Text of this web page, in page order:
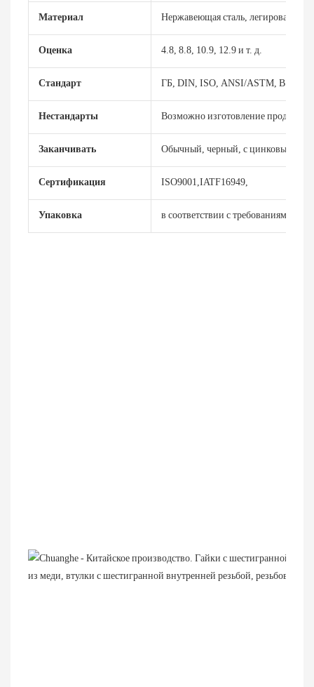
Материал Нержавеющая сталь, легированная
Оценка 4.8, 8.8, 10.9, 12.9 и т. д.
Стандарт ГБ, DIN, ISO, ANSI/ASTM, BS,
Нестандарты Возможно изготовление
Заканчивать Обычный, черный, с цинковым
Сертификация ISO9001,IATF16949,
Упаковка в соответствии с требованиями